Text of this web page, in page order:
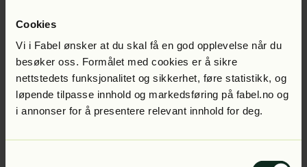
Cookies
Vi i Fabel ønsker at du skal få en god opplevelse når du
besøker oss. Formålet med cookies er å sikre
nettstedets funksjonalitet og sikkerhet, føre statistikk, og
løpende tilpasse innhold og markedsføring på fabel.no og
i annonser for å presentere relevant innhold for deg.